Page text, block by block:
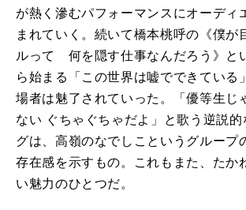
が熱く滲むパフォーマンスにオーディ
まれていく。続いて橋本桃呼の《僕が
ルって 何を隠す仕事なんだろう》と
ら始まる「この世界は嘘でできている
場者は魅了されていった。「優等生じ
ない ぐちゃぐちゃだよ」と歌う逆説的
グは、高嶺のなでしこというグループ
存在感を示すもの。これもまた、たか
い魅力のひとつだ。